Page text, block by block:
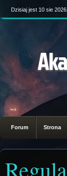
Dzisiaj jest 10 sie
Forum Strona